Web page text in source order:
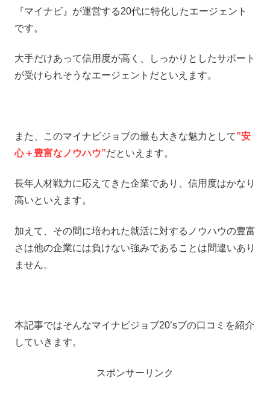
『マイナビ』が運営する20代に特化したエージェント
です。
大手だけあって信用度が高く、しっかりとしたサポート
が受けられそうなエージェントだといえます。
また、このマイナビジョブの最も大きな魅力として”安
心＋豊富なノウハウ”だといえます。
長年人材戦力に応えてきた企業であり、信用度はかなり
高いといえます。
加えて、その間に培われた就活に対するノウハウの豊富
さは他の企業には負けない強みであることは間違いあり
ません。
本記事ではそんなマイナビジョブ20’sブの口コミを紹介
していきます。
スポンサーリンク